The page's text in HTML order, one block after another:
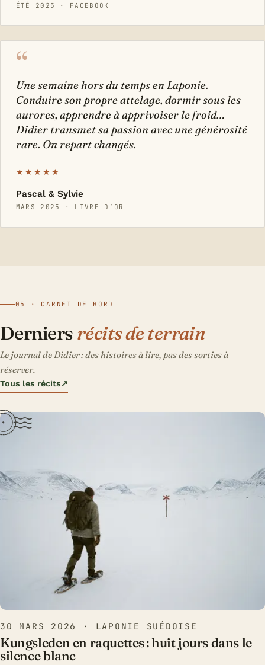
ÉTÉ 2025 · FACEBOOK
“
Une semaine hors du temps en Laponie.
Conduire son propre attelage, dormir sous les
aurores, apprendre à apprivoiser le froid…
Didier transmet sa passion avec une générosité
rare. On repart changés.
★★★★★
Pascal & Sylvie
MARS 2025 · LIVRE D’OR
05 · CARNET DE BORD
Derniers récits de terrain
Le journal de Didier : des histoires à lire, pas des sorties à
réserver.
Tous les récits↗
30 MARS 2026 · LAPONIE SUÉDOISE
Kungsleden en raquettes : huit jours dans le
silence blanc